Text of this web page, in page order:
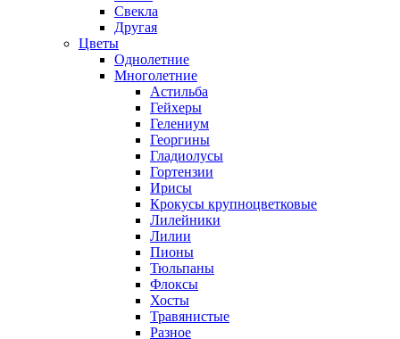
Свекла
Другая
Цветы
Однолетние
Многолетние
Астильба
Гейхеры
Гелениум
Георгины
Гладиолусы
Гортензии
Ирисы
Крокусы крупноцветковые
Лилейники
Лилии
Пионы
Тюльпаны
Флоксы
Хосты
Травянистые
Разное